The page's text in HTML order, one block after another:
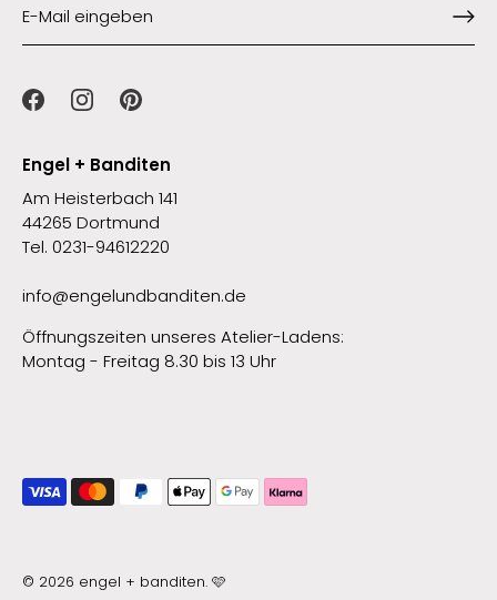
Engel + Banditen
Am Heisterbach 141
44265 Dortmund
Tel. 0231-94612220
info@engelundbanditen.de
Öffnungszeiten unseres Atelier-Ladens:
Montag - Freitag 8.30 bis 13 Uhr
© 2026 engel + banditen. 🩷